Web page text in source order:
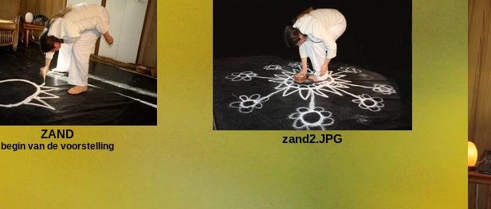
ZAND
begin van de voorstelling
zand2.JPG